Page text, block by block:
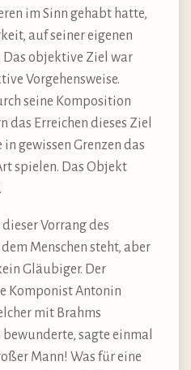
im Sinn gehabt hatte,
auf seiner eigenen
Das objektive Ziel war
Vorgehensweise.
seine Komposition
Erreichen dieses Ziel
gewissen Grenzen das
spielen. Das Objekt
Vorrang des
Menschen steht, aber
Gläubiger. Der
Komponist Antonin
mit Brahms
sagte einmal
Mann! Was für eine